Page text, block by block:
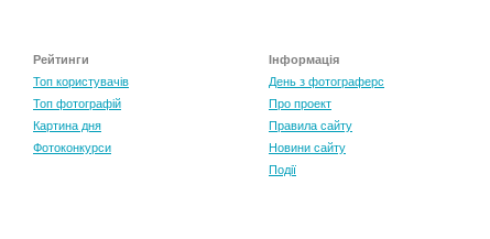
Рейтинги
Топ користувачів
Топ фотографій
Картина дня
Фотоконкурси
Інформація
День з фотограферс
Про проект
Правила сайту
Новини сайту
Події